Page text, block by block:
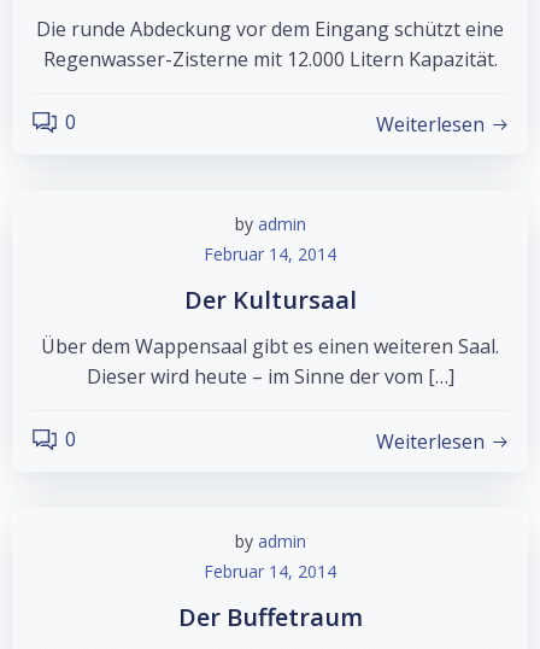
Die runde Abdeckung vor dem Eingang schützt eine
Regenwasser-Zisterne mit 12.000 Litern Kapazität.
0 Weiterlesen
by admin
Februar 14, 2014
Der Kultursaal
Über dem Wappensaal gibt es einen weiteren Saal.
Dieser wird heute – im Sinne der vom […]
0 Weiterlesen
by admin
Februar 14, 2014
Der Buffetraum